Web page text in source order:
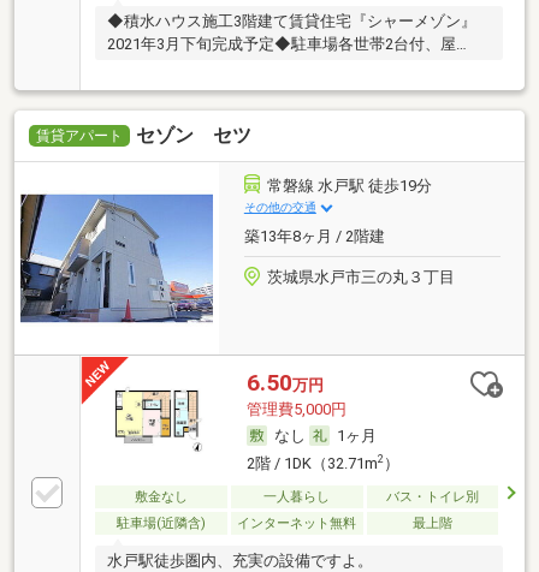
◆積水ハウス施工3階建て賃貸住宅『シャーメゾン』
2021年3月下旬完成予定◆駐車場各世帯2台付、屋…
賃貸アパート セゾン セツ
常磐線 水戸駅 徒歩19分
その他の交通
築13年8ヶ月 / 2階建
茨城県水戸市三の丸３丁目
6.50万円
管理費5,000円
なし
1ヶ月
2階 / 1DK（32.71m2）
敷金なし 一人暮らし
バス・トイレ別
駐車場(近隣含)
インターネット無料 最上階
水戸駅徒歩圏内、充実の設備ですよ。